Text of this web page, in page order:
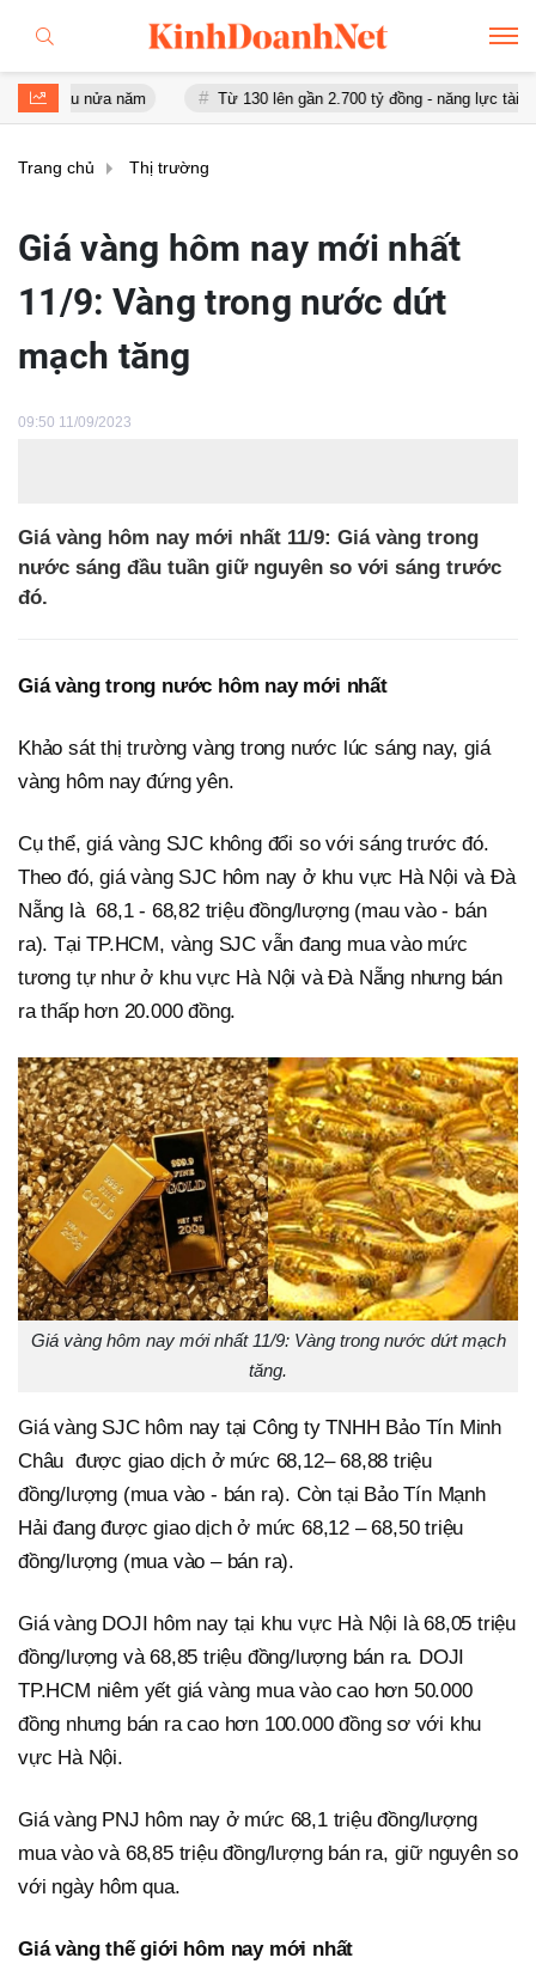
năm Từ 130 lên gần 2.700 tỷ đồng - năng lực tài chính của
Trang chủ Thị trường
Giá vàng hôm nay mới nhất
11/9: Vàng trong nước dứt
mạch tăng
09:50 11/09/2023
Giá vàng hôm nay mới nhất 11/9: Giá vàng trong
nước sáng đầu tuần giữ nguyên so với sáng trước
đó.
Giá vàng trong nước hôm nay mới nhất
Khảo sát thị trường vàng trong nước lúc sáng nay, giá
vàng hôm nay đứng yên.
Cụ thể, giá vàng SJC không đổi so với sáng trước đó.
Theo đó, giá vàng SJC hôm nay ở khu vực Hà Nội và Đà
Nẵng là 68,1 - 68,82 triệu đồng/lượng (mau vào - bán
ra). Tại TP.HCM, vàng SJC vẫn đang mua vào mức
tương tự như ở khu vực Hà Nội và Đà Nẵng nhưng bán
ra thấp hơn 20.000 đồng.
Giá vàng hôm nay mới nhất 11/9: Vàng trong nước dứt mạch
tăng.
Giá vàng SJC hôm nay tại Công ty TNHH Bảo Tín Minh
Châu được giao dịch ở mức 68,12– 68,88 triệu
đồng/lượng (mua vào - bán ra). Còn tại Bảo Tín Mạnh
Hải đang được giao dịch ở mức 68,12 – 68,50 triệu
đồng/lượng (mua vào – bán ra).
Giá vàng DOJI hôm nay tại khu vực Hà Nội là 68,05 triệu
đồng/lượng và 68,85 triệu đồng/lượng bán ra. DOJI
TP.HCM niêm yết giá vàng mua vào cao hơn 50.000
đồng nhưng bán ra cao hơn 100.000 đồng sơ với khu
vực Hà Nội.
Giá vàng PNJ hôm nay ở mức 68,1 triệu đồng/lượng
mua vào và 68,85 triệu đồng/lượng bán ra, giữ nguyên so
với ngày hôm qua.
Giá vàng thế giới hôm nay mới nhất